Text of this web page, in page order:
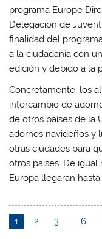
programa Europe
Delegación de
finalidad del
a la ciudadanía con
edición y debido a la
Concretamente, los
intercambio de
de otros países de la
adornos navideños y
otras ciudades para
otros países. De
Europa llegaran
1 2 3 … 6